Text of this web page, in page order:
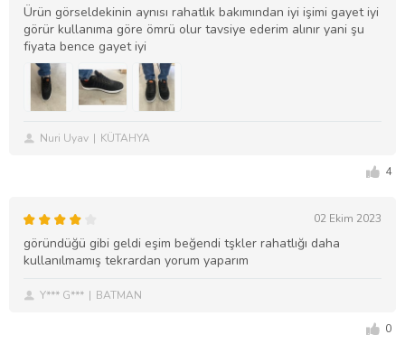
Ürün görseldekinin aynısı rahatlık bakımından iyi işimi gayet iyi
görür kullanıma göre ömrü olur tavsiye ederim alınır yani şu
fiyata bence gayet iyi
Nuri Uyav KÜTAHYA
4
02 Ekim 2023
göründüğü gibi geldi eşim beğendi tşkler rahatlığı daha
kullanılmamış tekrardan yorum yaparım
Y*** G*** BATMAN
0